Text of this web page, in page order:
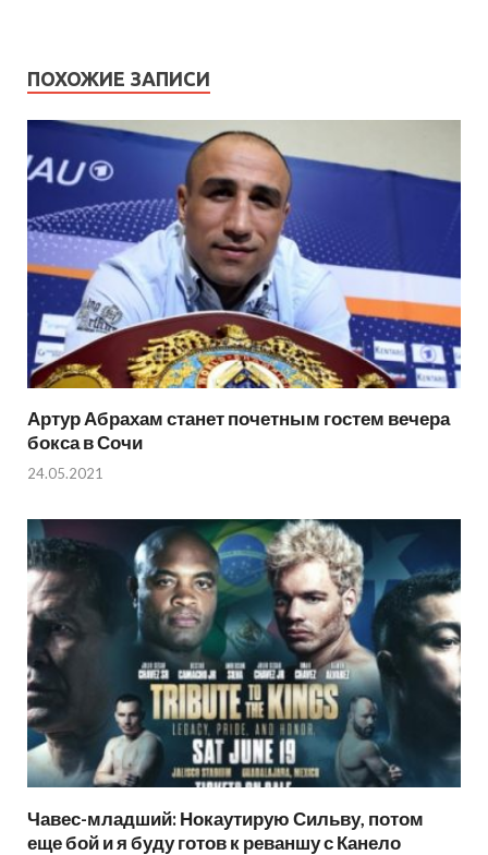
ПОХОЖИЕ ЗАПИСИ
Артур Абрахам станет почетным гостем вечера
бокса в Сочи
24.05.2021
Чавес-младший: Нокаутирую Сильву, потом
еще бой и я буду готов к реваншу с Канело